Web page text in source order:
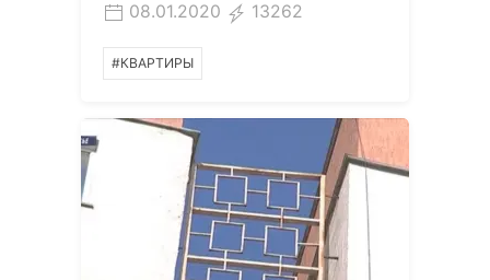
08.01.2020 13262
#КВАРТИРЫ